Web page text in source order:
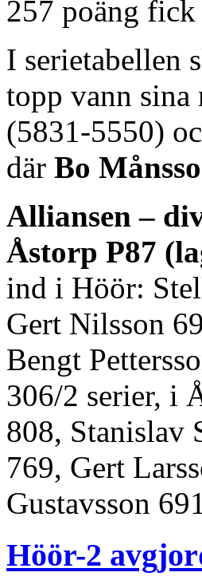
257 poäng
I serietabellen
topp vann sina
(5831-5550)
där Bo
Alliansen –
Åstorp P87
ind i Höör:
Gert Nilsson
Bengt
306/2 serier, i
808, Stanislav
769, Gert
Gustavsson
Höör-2